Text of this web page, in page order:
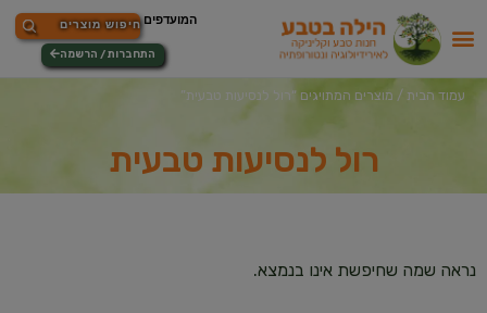
התחברות / הרשמה
עמוד הבית / מוצרים המתויגים “רול לנסיעות טבעית”
רול לנסיעות טבעית
נראה שמה שחיפשת אינו בנמצא.